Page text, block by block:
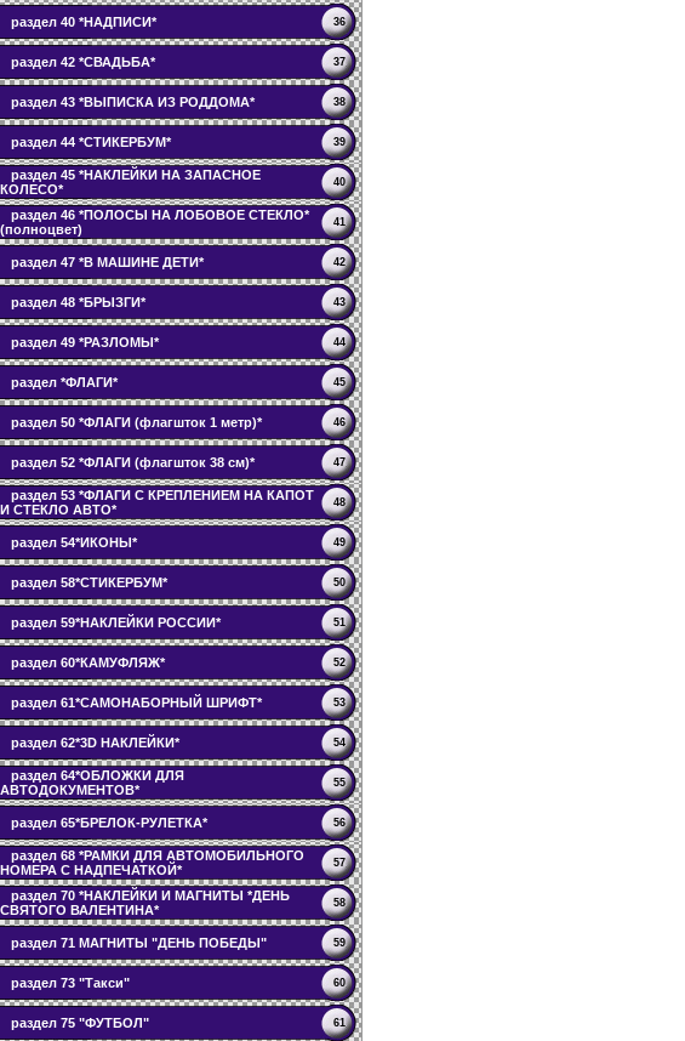
раздел 40 *НАДПИСИ* 36
раздел 42 *СВАДЬБА* 37
раздел 43 *ВЫПИСКА ИЗ РОДДОМА* 38
раздел 44 *СТИКЕРБУМ* 39
раздел 45 *НАКЛЕЙКИ НА ЗАПАСНОЕ
КОЛЕСО*
40
раздел 46 *ПОЛОСЫ НА ЛОБОВОЕ СТЕКЛО*
(полноцвет)
41
раздел 47 *В МАШИНЕ ДЕТИ* 42
раздел 48 *БРЫЗГИ* 43
раздел 49 *РАЗЛОМЫ* 44
раздел *ФЛАГИ* 45
раздел 50 *ФЛАГИ (флагшток 1 метр)* 46
раздел 52 *ФЛАГИ (флагшток 38 см)* 47
раздел 53 *ФЛАГИ С КРЕПЛЕНИЕМ НА КАПОТ
И СТЕКЛО АВТО*
48
раздел 54*ИКОНЫ* 49
раздел 58*СТИКЕРБУМ* 50
раздел 59*НАКЛЕЙКИ РОССИИ* 51
раздел 60*КАМУФЛЯЖ* 52
раздел 61*САМОНАБОРНЫЙ ШРИФТ* 53
раздел 62*3D НАКЛЕЙКИ* 54
раздел 64*ОБЛОЖКИ ДЛЯ
АВТОДОКУМЕНТОВ*
55
раздел 65*БРЕЛОК-РУЛЕТКА* 56
раздел 68 *РАМКИ ДЛЯ АВТОМОБИЛЬНОГО
НОМЕРА С НАДПЕЧАТКОЙ*
57
раздел 70 *НАКЛЕЙКИ И МАГНИТЫ *ДЕНЬ
СВЯТОГО ВАЛЕНТИНА*
58
раздел 71 МАГНИТЫ "ДЕНЬ ПОБЕДЫ" 59
раздел 73 "Такси" 60
раздел 75 "ФУТБОЛ" 61